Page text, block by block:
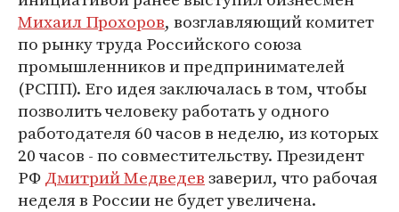
Михаил Прохоров, возглавляющий комитет
по рынку труда Российского союза
промышленников и предпринимателей
(РСПП). Его идея заключалась в том, чтобы
позволить человеку работать у одного
работодателя 60 часов в неделю, из которых
20 часов - по совместительству. Президент
РФДмитрий Медведевзаверил, что рабочая
неделя в России не будет увеличена.